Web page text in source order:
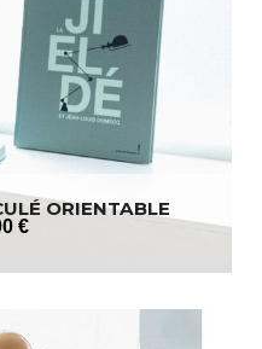
ORIENTABLE
€